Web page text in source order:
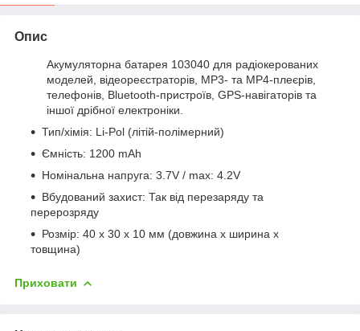
Опис
Акумуляторна батарея 103040 для радіокерованих
моделей, відеореєстраторів, MP3- та MP4-плеєрів,
телефонів, Bluetooth-пристроїв, GPS-навігаторів та
іншої дрібної електроніки.
Тип/хімія: Li-Pol (літій-полімерний)
Ємність: 1200 mAh
Номінальна напруга: 3.7V / max: 4.2V
Вбудований захист: Так від перезаряду та
перерозряду
Розмір: 40 х 30 x 10 мм (довжина x ширина x
товщина)
Приховати